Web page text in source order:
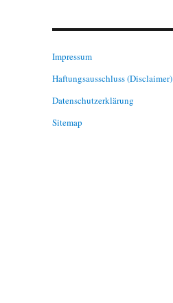
Impressum
Haftungsausschluss (Disclaimer)
Datenschutzerklärung
Sitemap